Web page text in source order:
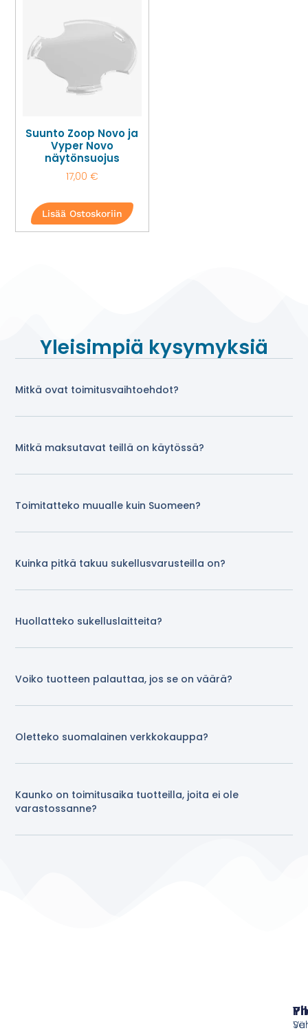
Suunto Zoop Novo ja
Vyper Novo
näytönsuojus
17,00 €
Lisää Ostoskoriin
Yleisimpiä kysymyksiä
Mitkä ovat toimitusvaihtoehdot?
Mitkä maksutavat teillä on käytössä?
Toimitatteko muualle kuin Suomeen?
Kuinka pitkä takuu sukellusvarusteilla on?
Huollatteko sukelluslaitteita?
Voiko tuotteen palauttaa, jos se on väärä?
Oletteko suomalainen verkkokauppa?
Kaunko on toimitusaika tuotteilla, joita ei ole
varastossanne?